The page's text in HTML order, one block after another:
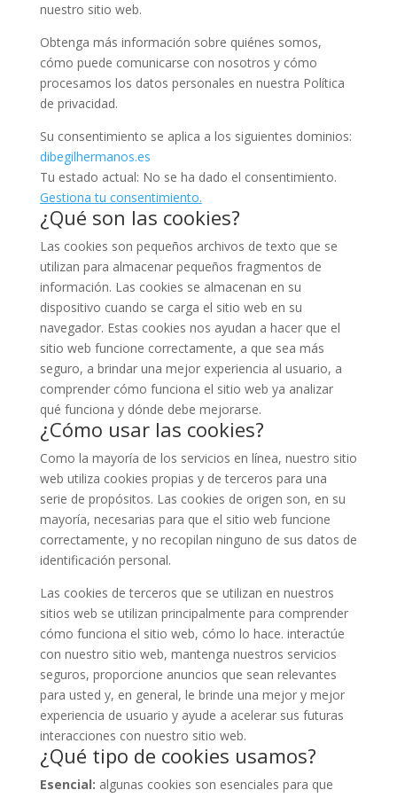
nuestro sitio web.
Obtenga más información sobre quiénes somos,
cómo puede comunicarse con nosotros y cómo
procesamos los datos personales en nuestra Política
de privacidad.
Su consentimiento se aplica a los siguientes dominios:
dibegilhermanos.es
Tu estado actual: No se ha dado el consentimiento.
Gestiona tu consentimiento.
¿Qué son las cookies?
Las cookies son pequeños archivos de texto que se
utilizan para almacenar pequeños fragmentos de
información. Las cookies se almacenan en su
dispositivo cuando se carga el sitio web en su
navegador. Estas cookies nos ayudan a hacer que el
sitio web funcione correctamente, a que sea más
seguro, a brindar una mejor experiencia al usuario, a
comprender cómo funciona el sitio web ya analizar
qué funciona y dónde debe mejorarse.
¿Cómo usar las cookies?
Como la mayoría de los servicios en línea, nuestro sitio
web utiliza cookies propias y de terceros para una
serie de propósitos. Las cookies de origen son, en su
mayoría, necesarias para que el sitio web funcione
correctamente, y no recopilan ninguno de sus datos de
identificación personal.
Las cookies de terceros que se utilizan en nuestros
sitios web se utilizan principalmente para comprender
cómo funciona el sitio web, cómo lo hace. interactúe
con nuestro sitio web, mantenga nuestros servicios
seguros, proporcione anuncios que sean relevantes
para usted y, en general, le brinde una mejor y mejor
experiencia de usuario y ayude a acelerar sus futuras
interacciones con nuestro sitio web.
¿Qué tipo de cookies usamos?
Esencial: algunas cookies son esenciales para que